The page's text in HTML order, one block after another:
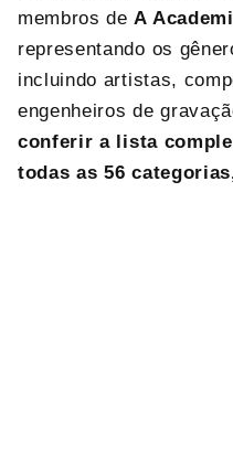
membros deA
representando os
incluindo artistas,
engenheiros de
conferir a lista
todas as 56